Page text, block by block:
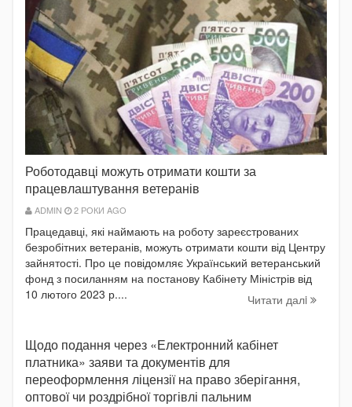
Роботодавці можуть отримати кошти за
працевлаштування ветеранів
ADMIN 2 РОКИ AGO
Працедавці, які наймають на роботу зареєстрованих
безробітних ветеранів, можуть отримати кошти від Центру
зайнятості. Про це повідомляє Український ветеранський
фонд з посиланням на постанову Кабінету Міністрів від
10 лютого 2023 р....
Читати далi
Щодо подання через «Електронний кабінет
платника» заяви та документів для
переоформлення ліцензії на право зберігання,
оптової чи роздрібної торгівлі пальним